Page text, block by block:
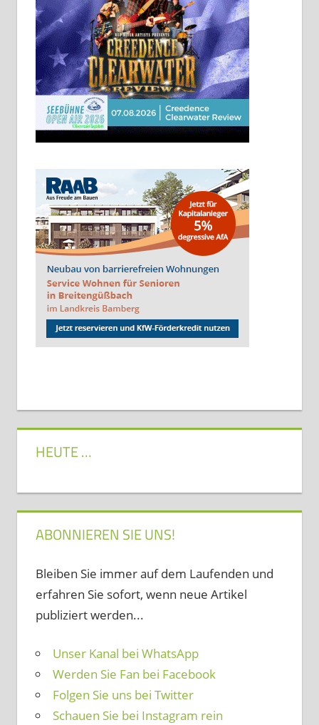
HEUTE …
ABONNIEREN SIE UNS!
Bleiben Sie immer auf dem Laufenden und
erfahren Sie sofort, wenn neue Artikel
publiziert werden...
Unser Kanal bei WhatsApp
Werden Sie Fan bei Facebook
Folgen Sie uns bei Twitter
Schauen Sie bei Instagram rein